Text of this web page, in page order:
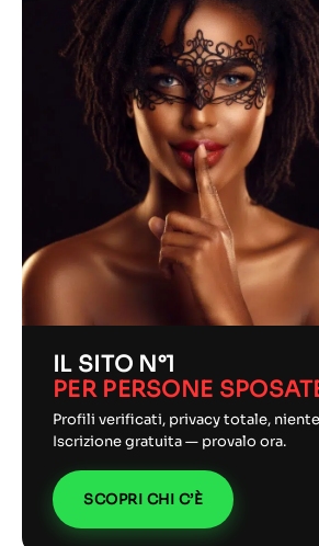
IL SITO N°1
PER PERSONE
Profili verificati, privacy totale,
Iscrizione gratuita — provalo ora.
SCOPRI CHI C’È